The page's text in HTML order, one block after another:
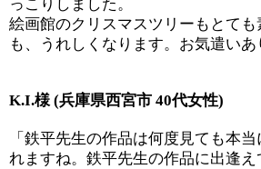
っこりしました。
絵画館のクリスマスツリーもとて
も、うれしくなります。お気遣い
K.I.様 (兵庫県西宮市 40代女性)
「鉄平先生の作品は何度見ても本
れますね。鉄平先生の作品に出逢